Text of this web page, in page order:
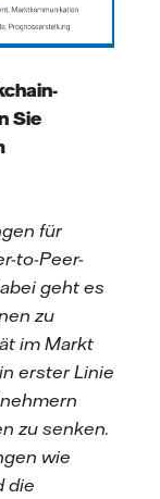
Sie
für
to-Peer-
geht es
zu
im Markt
erster Linie
zu senken.
wie
die